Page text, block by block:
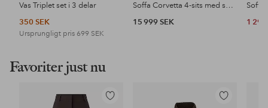
Vas Triplet set i 3 delar
350 SEK
Ursprungligt pris 699 SEK
Soffa Corvetta 4-sits med schäslong
15 999 SEK
1 291
Favoriter just nu
Lägg
Lägg